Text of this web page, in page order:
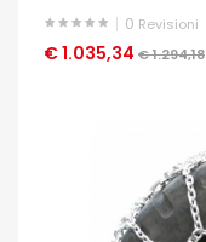
0 Revisioni
€ 1.035,34 € 1.294,18
OCCHIATA VELOCE